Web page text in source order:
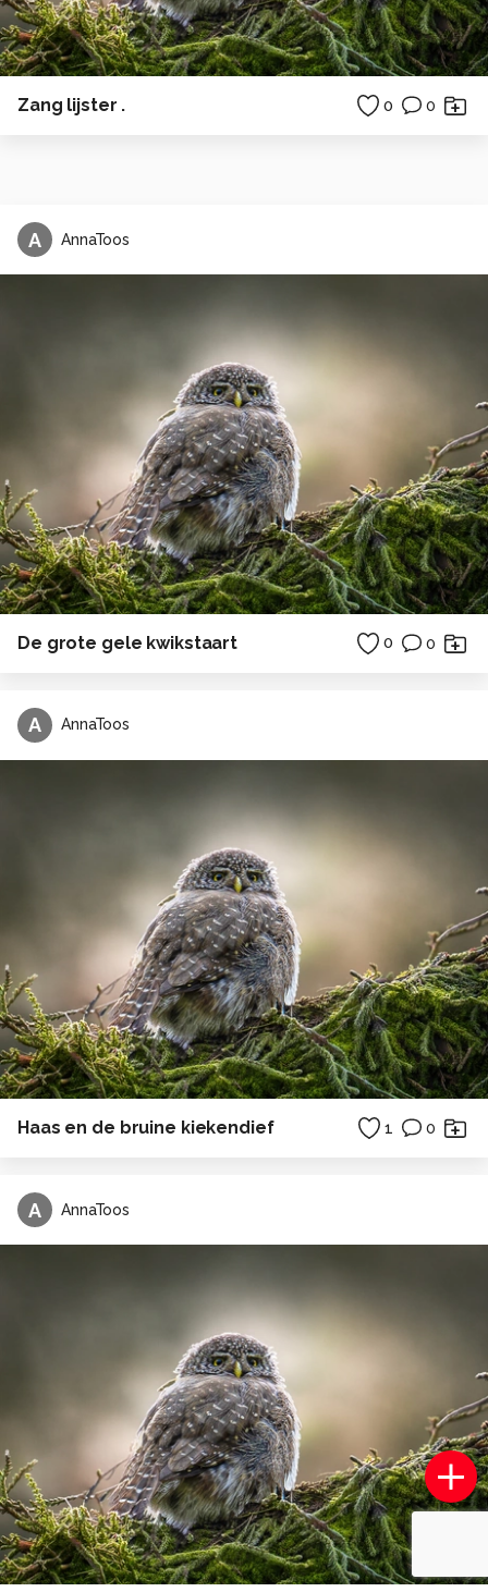
Zang lijster . 0 0
A AnnaToos
De grote gele kwikstaart 0 0
A AnnaToos
Haas en de bruine kiekendief 1 0
A AnnaToos